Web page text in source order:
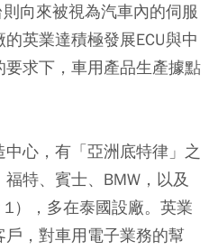
向來被視為汽車內的伺服
英業達積極發展ECU與中
求下，車用產品生產據點
心，有「亞洲底特律」之
特、賓士、BMW，以及
），多在泰國設廠。英業
，對車用電子業務的幫